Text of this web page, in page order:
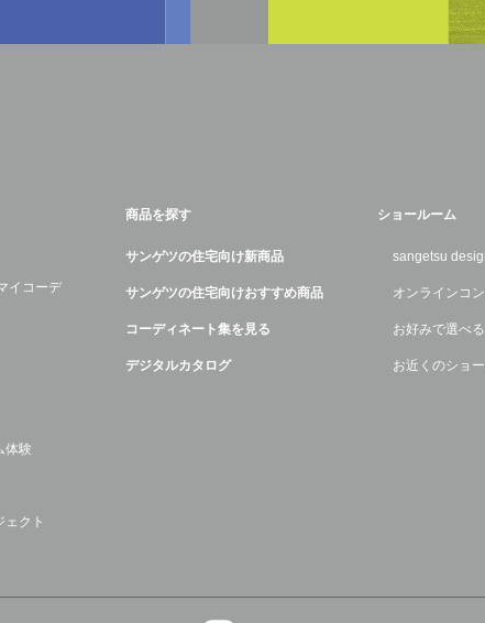
イコーデ
体験
クト
商品を探す
サンゲツの住宅向け新商品
サンゲツの住宅向けおすすめ商品
コーディネート集を見る
デジタルカタログ
ショールーム
sangetsu
オンラインコ
お好みで選べ
お近くのショ